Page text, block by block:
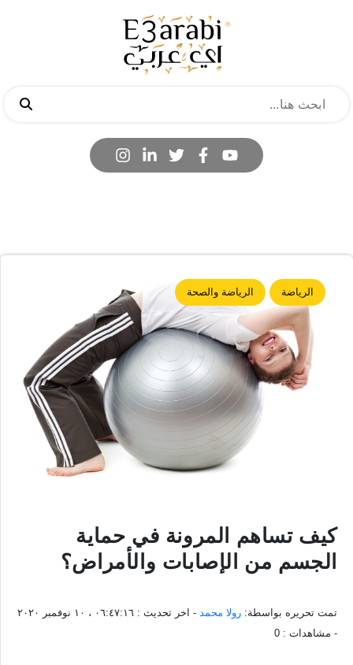
الرياضة الرياضة والصحة
كيف تساهم المرونة في حماية
الجسم من الإصابات والأمراض؟
تمت تحريره بواسطة: رولا محمد - اخر تحديث : ٠٦:٤٧:١٦ ، ١٠ نوفمبر ٢٠٢٠
- مشاهدات : 0